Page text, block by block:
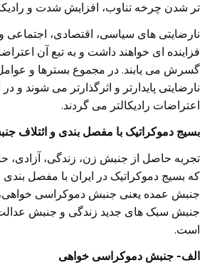
تر شدن چرخه تناوب، افزایش شدت و
نارضایتی های سیاسی، اقتصادی، اجتماعی
فزاینده ای خواهند داشت و به تبع آن
گسرش می یابند. در مجموع بسترها و
نارضایتی پایدارتر و اثرگذارتر می شوند و
اعتراضات رادیکالتر می گردند.
بسیج دموکراتیک با مفصل بندی و ائتلاف
تجربه حاصل از جنبش زن، زندگی، آزادی،
که بسیج دموکراتیک در ایران با مفصل بندی
جنبش عمده یعنی جنبش دموکراسی
جنبش سبک های جدید زندگی و جنبش
است.
الف- جنبش دموکراسی خواهی